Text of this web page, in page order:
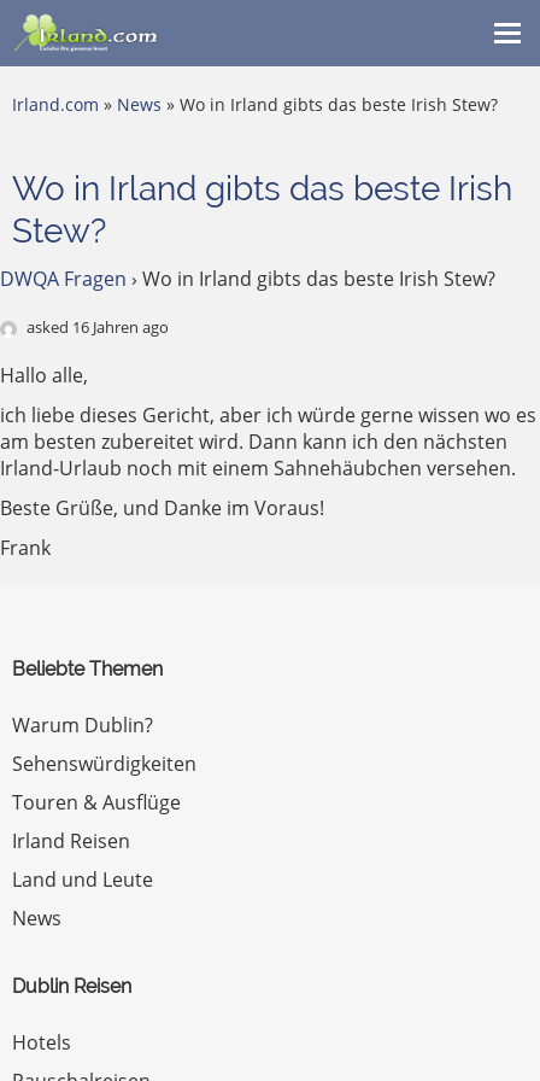
Irland.com » News » Wo in Irland gibts das beste Irish Stew?
Wo in Irland gibts das beste Irish
Stew?
DWQA Fragen › Wo in Irland gibts das beste Irish Stew?
asked 16 Jahren ago
Hallo alle,
ich liebe dieses Gericht, aber ich würde gerne wissen wo es
am besten zubereitet wird. Dann kann ich den nächsten
Irland-Urlaub noch mit einem Sahnehäubchen versehen.
Beste Grüße, und Danke im Voraus!
Frank
Beliebte Themen
Warum Dublin?
Sehenswürdigkeiten
Touren & Ausflüge
Irland Reisen
Land und Leute
News
Dublin Reisen
Hotels